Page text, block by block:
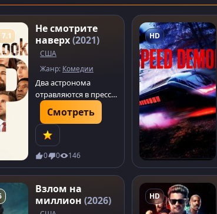
Не смотрите
наверх(2021)
США
Жанр: Комедии
Два астронома
отравляются в пресс-
тур, чтобы
предупредить
человечество о
приближающейся
комете, которая
скоро уничтожит
Землю. А
человечество в ответ:
«Ну и что?»
Смотреть
0 0 146
HD
Взлом на
миллион (2026) HD